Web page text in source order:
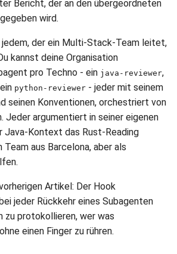
Bericht, der an den übergeordneten
wird.
jedem, der ein Multi-Stack-Team leitet,
kannst deine Organisation
pro Techno - ein java-reviewer,
python-reviewer - jeder mit seinem
seinen Konventionen, orchestriert von
Jeder argumentiert in seiner eigenen
Java-Kontext das Rust-Reading
aus Barcelona, aber als
Artikel: Der Hook
jeder Rückkehr eines Subagenten
zu protokollieren, wer was
einen Finger zu rühren.